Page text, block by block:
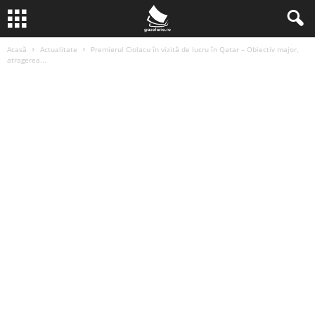
Acasă Actualitate
Premierul Ciolacu în vizită de lucru în Qatar – Obiectiv major,
atragerea...